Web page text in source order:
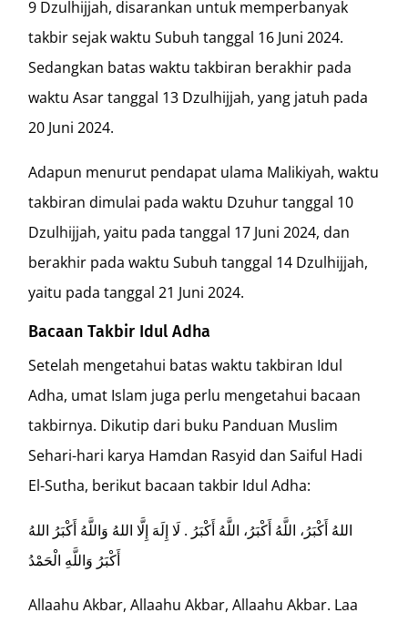
9 Dzulhijjah, disarankan untuk memperbanyak
takbir sejak waktu Subuh tanggal 16 Juni 2024.
Sedangkan batas waktu takbiran berakhir pada
waktu Asar tanggal 13 Dzulhijjah, yang jatuh pada
20 Juni 2024.
Adapun menurut pendapat ulama Malikiyah, waktu
takbiran dimulai pada waktu Dzuhur tanggal 10
Dzulhijjah, yaitu pada tanggal 17 Juni 2024, dan
berakhir pada waktu Subuh tanggal 14 Dzulhijjah,
yaitu pada tanggal 21 Juni 2024.
Bacaan Takbir Idul Adha
Setelah mengetahui batas waktu takbiran Idul
Adha, umat Islam juga perlu mengetahui bacaan
takbirnya. Dikutip dari buku Panduan Muslim
Sehari-hari karya Hamdan Rasyid dan Saiful Hadi
El-Sutha, berikut bacaan takbir Idul Adha:
اللهُ أَكْبَرُ، اللَّهُ أَكْبَرُ، اللَّهُ أَكْبَرُ . لَا إِلَهَ إِلَّا اللهُ وَاللَّهُ أَكْبَرُ اللهُ
أَكْبَرُ وَاللَّهِ الْحَمْدُ
Allaahu Akbar, Allaahu Akbar, Allaahu Akbar. Laa